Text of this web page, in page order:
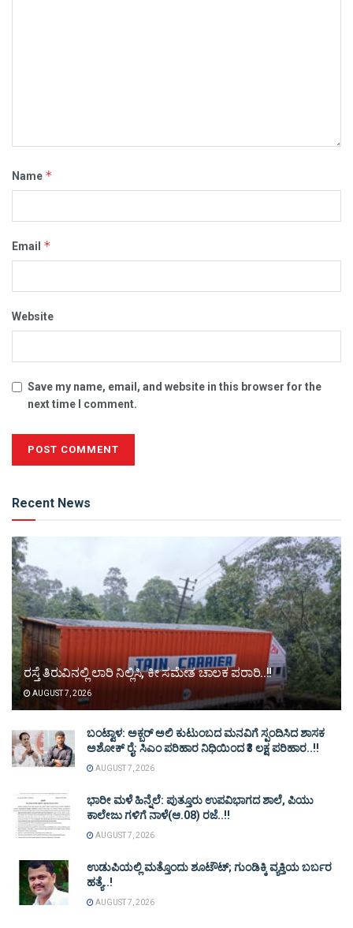
Name *
Email *
Website
Save my name, email, and website in this browser for the
next time I comment.
Recent News
ರಸ್ತೆ ತಿರುವಿನಲ್ಲಿ ಲಾರಿ ನಿಲ್ಲಿಸಿ, ಕೀ ಸಮೇತ ಚಾಲಕ ಪರಾರಿ..!!
AUGUST 7, 2026
ಬಂಟ್ವಾಳ: ಅಕ್ಬರ್ ಅಲಿ ಕುಟುಂಬದ ಮನವಿಗೆ ಸ್ಪಂದಿಸಿದ ಶಾಸಕ
ಅಶೋಕ್ ರೈ: ಸಿಎಂ ಪರಿಹಾರ ನಿಧಿಯಿಂದ ₹3 ಲಕ್ಷ ಪರಿಹಾರ..!!
AUGUST 7, 2026
ಭಾರೀ ಮಳೆ ಹಿನ್ನೆಲೆ: ಪುತ್ತೂರು ಉಪವಿಭಾಗದ ಶಾಲೆ, ಪಿಯು
ಕಾಲೇಜು ಗಳಿಗೆ ನಾಳೆ(ಆ.08) ರಜೆ..!!
AUGUST 7, 2026
ಉಡುಪಿಯಲ್ಲಿ ಮತ್ತೊಂದು ಶೂಟೌಟ್‌; ಗುಂಡಿಕ್ಕಿ ವ್ಯಕ್ತಿಯ ಬರ್ಬರ
ಹತ್ಯೆ..!
AUGUST 7, 2026